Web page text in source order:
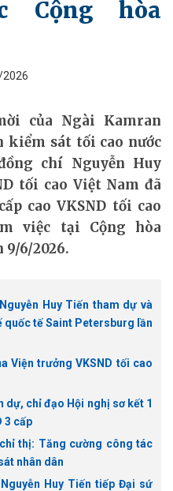
Cộng hòa
2026
của Ngài Kamran
kiểm sát tối cao nước
chí Nguyễn Huy
tối cao Việt Nam đã
cao VKSND tối cao
việc tại Cộng hòa
9/6/2026.
Huy Tiến tham dự và
quốc tế Saint Petersburg lần
Viện trưởng VKSND tối cao
dự, chỉ đạo Hội nghị sơ kết 1
3 cấp
thị: Tăng cường công tác
nhân dân
Huy Tiến tiếp Đại sứ